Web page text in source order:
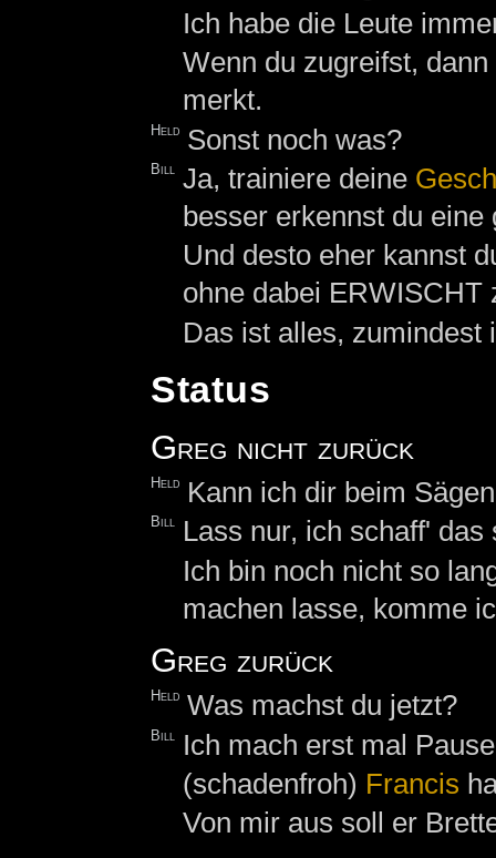
Ich habe die Leute
Wenn du zugreifst,
merkt.
Held Sonst noch was?
Bill Ja, trainiere deine
besser erkennst du eine
Und desto eher kannst
ohne dabei ERWISCHT
Das ist alles, zumindest
Status
Greg nicht zurück
Held Kann ich dir beim
Bill
Lass nur, ich schaff' das
Ich bin noch nicht so
machen lasse, komme
Greg zurück
Held Was machst du jetzt?
Bill
Ich mach erst mal
(schadenfroh) Francis
Von mir aus soll er